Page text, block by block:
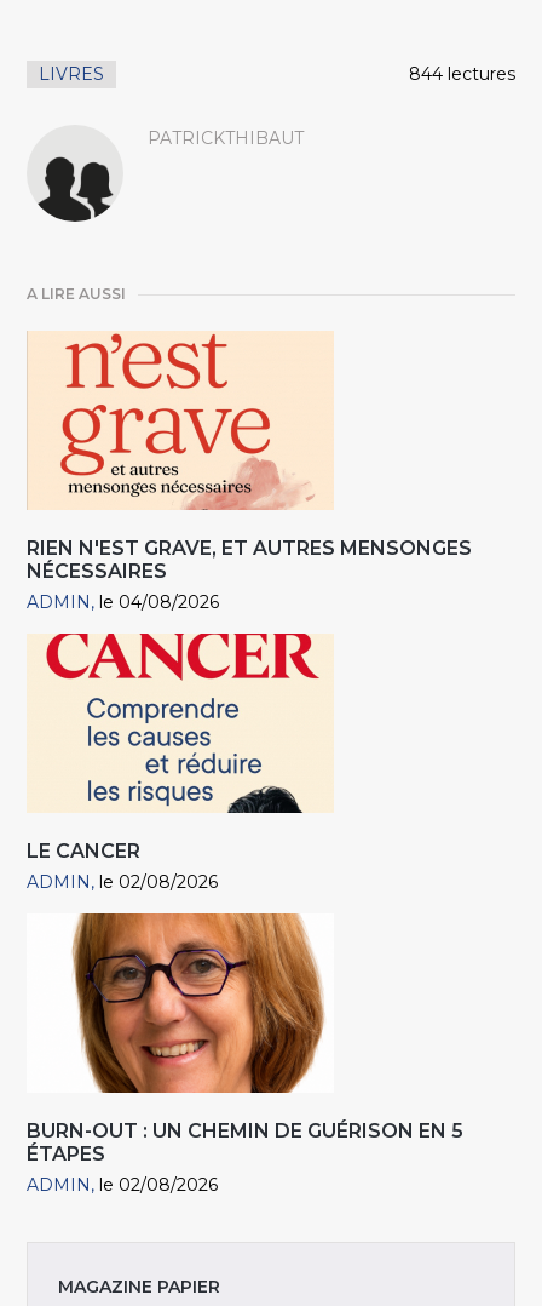
LIVRES 844 lectures
PATRICKTHIBAUT
A LIRE AUSSI
RIEN N'EST GRAVE, ET AUTRES MENSONGES
NÉCESSAIRES
ADMIN le 04/08/2026
LE CANCER
ADMIN le 02/08/2026
BURN-OUT : UN CHEMIN DE GUÉRISON EN 5
ÉTAPES
ADMIN le 02/08/2026
MAGAZINE PAPIER